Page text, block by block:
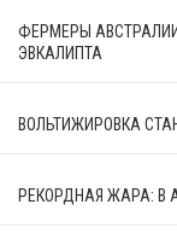
ФЕРМЕРЫ
ЭВКАЛИПТА
ВОЛЬТИЖИРОВКА
РЕКОРДНАЯ ЖАРА: В